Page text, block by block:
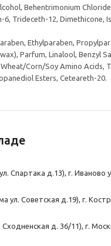
Behentrimonium
6, Trideceth-12, Dimethicone,
Ethylparaben,
Parfum, Linalool, Benzyl
Corn/Soy Amino Acids,
Esters, Ceteareth-20.
Спартака д.13), г. Иваново
ул. Советская д.19), г.
д. 36/11), г.